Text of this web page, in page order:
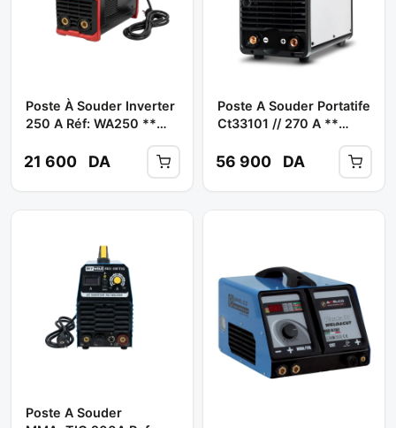
Poste À Souder Inverter
250 A Réf: WA250 **
21 600 DA
Poste A Souder Portatife
Ct33101 // 270 A **
56 900 DA
Poste A Souder